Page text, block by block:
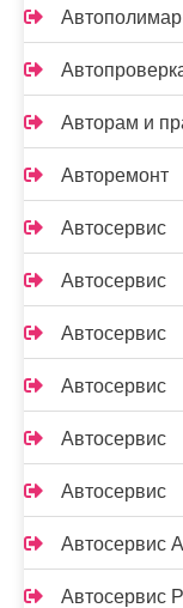
Автополимар
Авторам и
Авторемонт
Автосервис
Автосервис
Автосервис
Автосервис
Автосервис
Автосервис
Автосервис
Автосервис